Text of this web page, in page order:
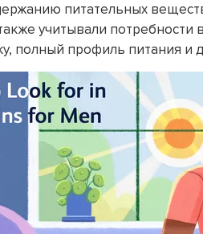
питательных
учитывали потребности
полный профиль питания и